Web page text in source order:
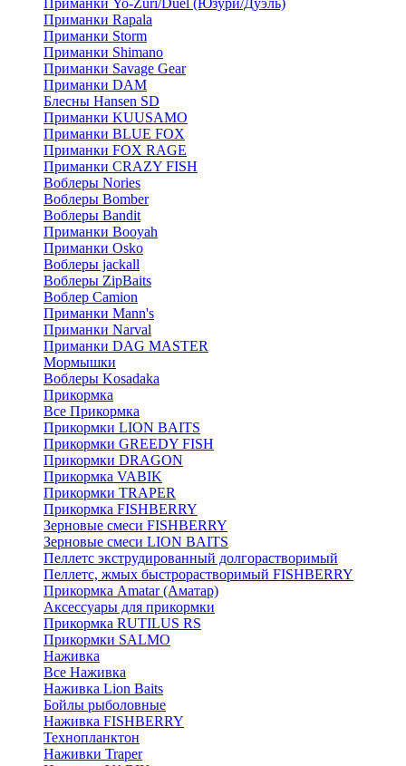
Приманки Yo-Zuri/Duel (Юзури/Дуэль)
Приманки Rapala
Приманки Storm
Приманки Shimano
Приманки Savage Gear
Приманки DAM
Блесны Hansen SD
Приманки KUUSAMO
Приманки BLUE FOX
Приманки FOX RAGE
Приманки CRAZY FISH
Воблеры Nories
Воблеры Bomber
Воблеры Bandit
Приманки Booyah
Приманки Osko
Воблеры jackall
Воблеры ZipBaits
Воблер Camion
Приманки Mann's
Приманки Narval
Приманки DAG MASTER
Мормышки
Воблеры Kosadaka
Прикормка
Все Прикормка
Прикормки LION BAITS
Прикормки GREEDY FISH
Прикормки DRAGON
Прикормка VABIK
Прикормки TRAPER
Прикормка FISHBERRY
Зерновые смеси FISHBERRY
Зерновые смеси LION BAITS
Пеллетс экструдированный долгорастворимый
Пеллетс, жмых быстрорастворимый FISHBERRY
Прикормка Amatar (Аматар)
Аксессуары для прикормки
Прикормка RUTILUS RS
Прикормки SALMO
Наживка
Все Наживка
Наживка Lion Baits
Бойлы рыболовные
Наживка FISHBERRY
Технопланктон
Наживки Traper